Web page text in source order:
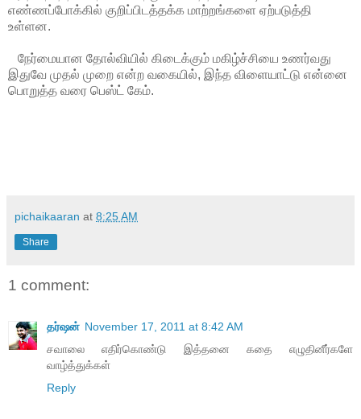
எண்ணப்போக்கில் குறிப்பிடத்தக்க மாற்றங்களை ஏற்படுத்தி
உள்ளன.
நேர்மையான தோல்வியில் கிடைக்கும் மகிழ்ச்சியை உணர்வது
இதுவே முதல் முறை என்ற வகையில், இந்த விளையாட்டு என்னை
பொறுத்த வரை பெஸ்ட் கேம்.
pichaikaaran at 8:25 AM
Share
1 comment:
தர்ஷன் November 17, 2011 at 8:42 AM
சவாலை எதிர்கொண்டு இத்தனை கதை எழுதினீர்களே
வாழ்த்துக்கள்
Reply